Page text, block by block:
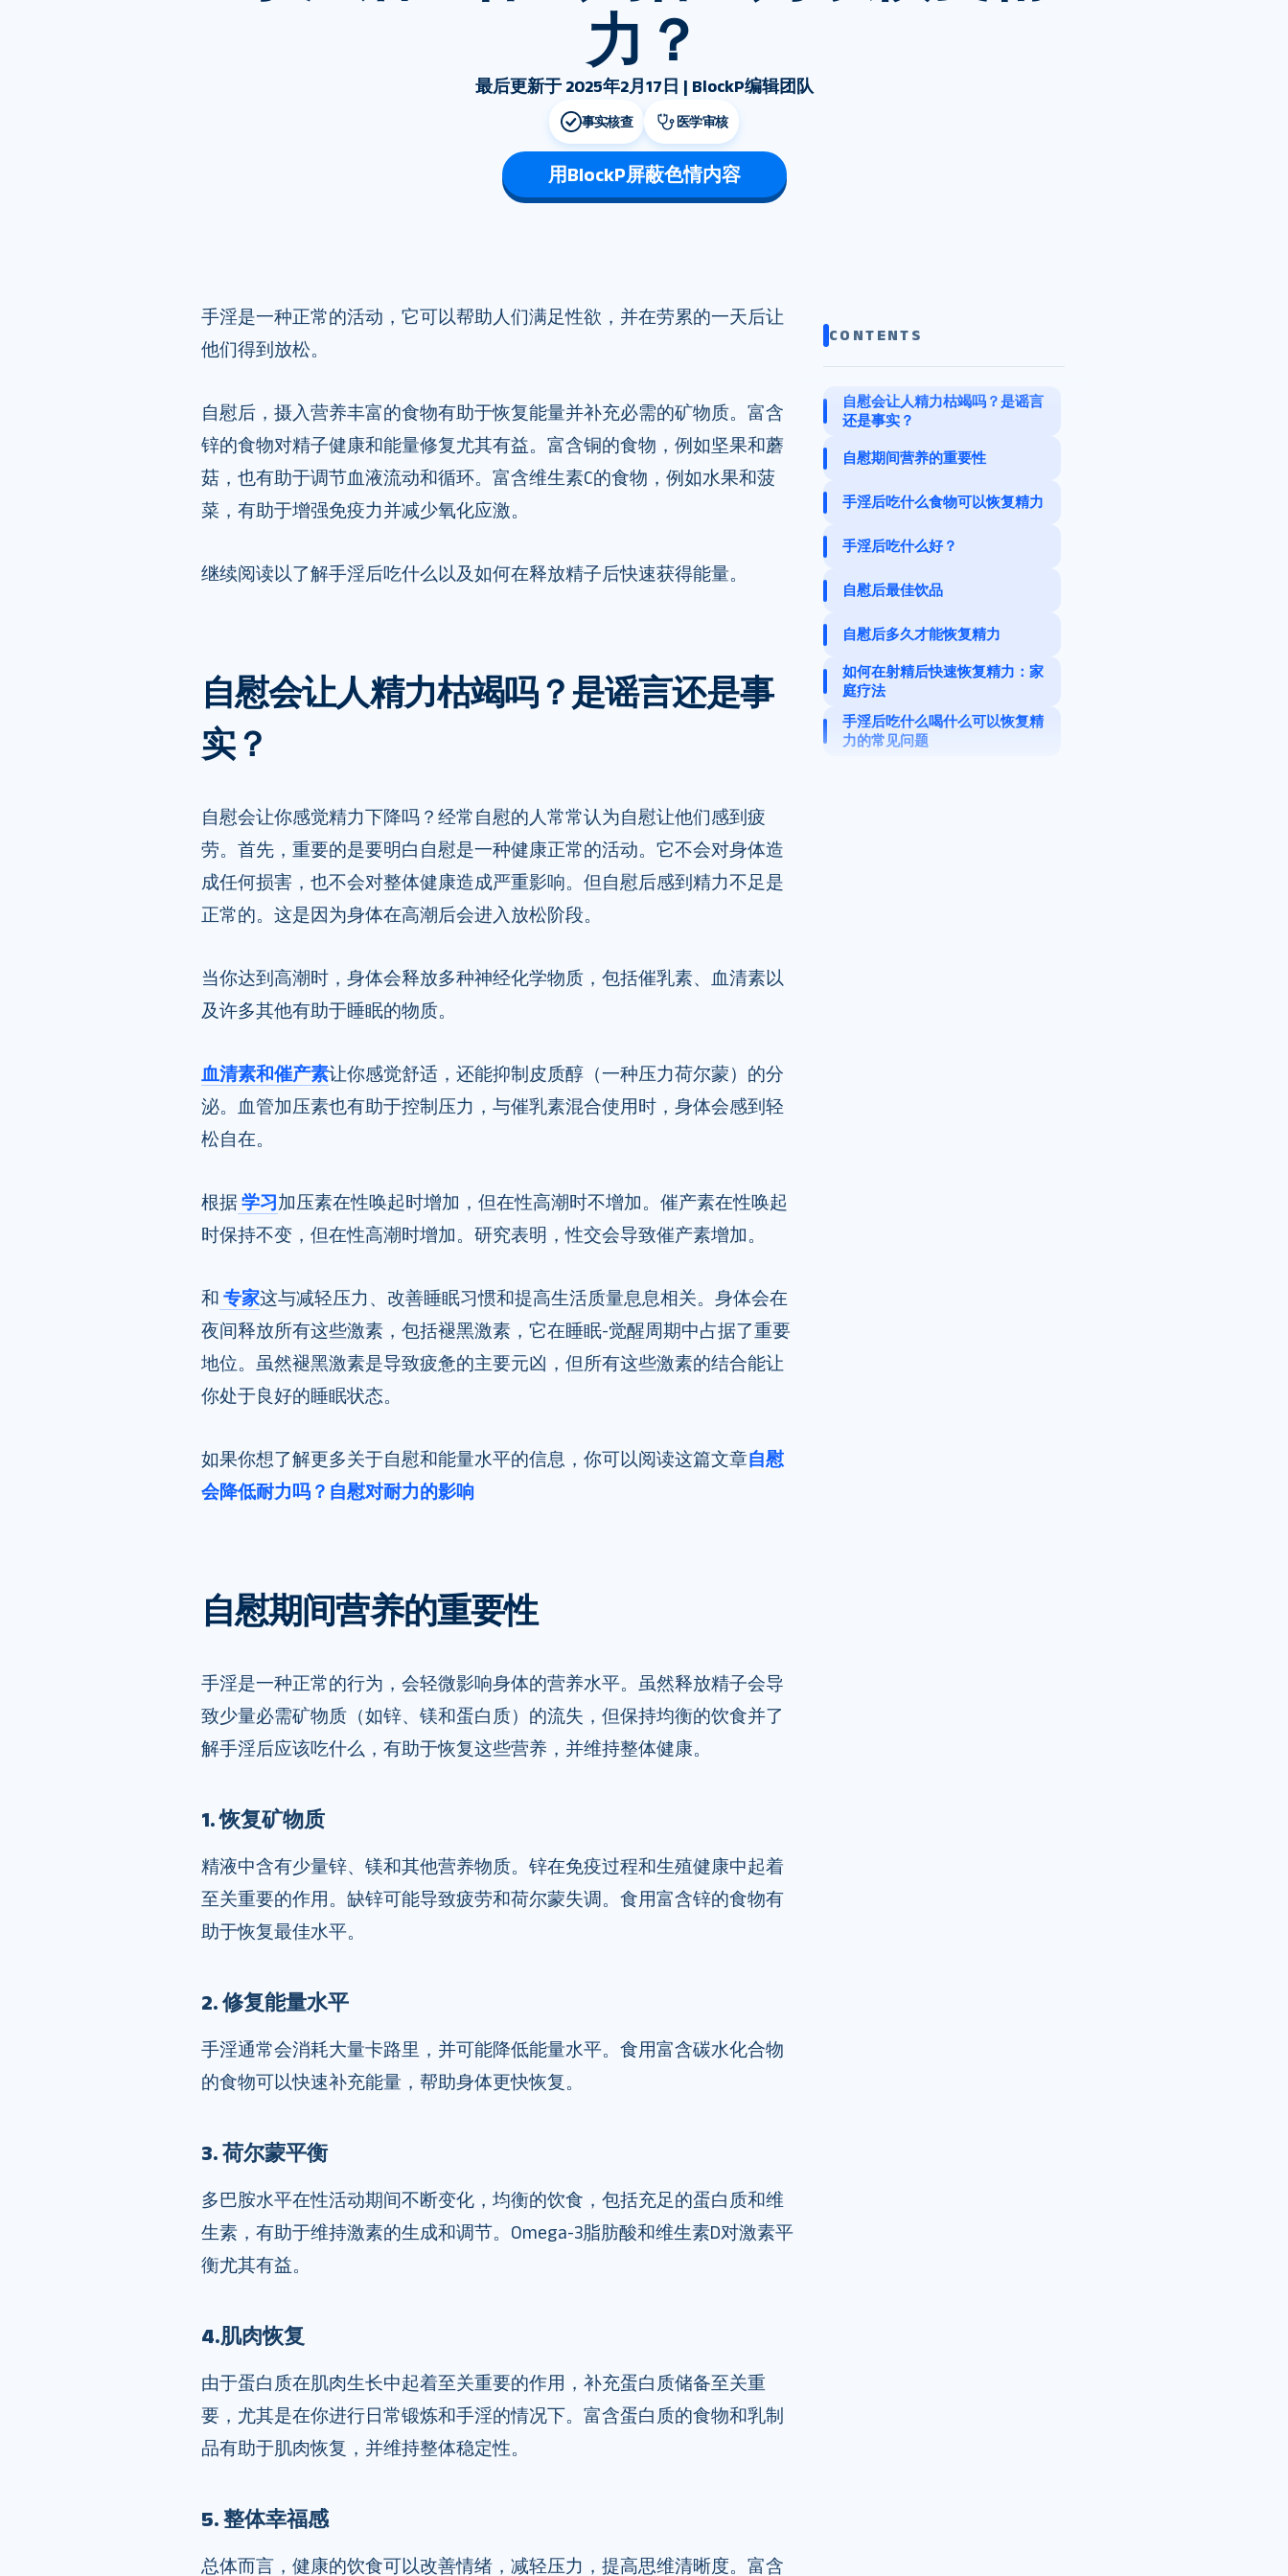
力？
最后更新于 2025年2月17日 | BlockP编辑团队
事实核查 医学审核
用BlockP屏蔽色情内容
手淫是一种正常的活动，它可以帮助人们满足性欲，并在劳累的一天后让
他们得到放松。
自慰后，摄入营养丰富的食物有助于恢复能量并补充必需的矿物质。富含
锌的食物对精子健康和能量修复尤其有益。富含铜的食物，例如坚果和蘑
菇，也有助于调节血液流动和循环。富含维生素C的食物，例如水果和菠
菜，有助于增强免疫力并减少氧化应激。
继续阅读以了解手淫后吃什么以及如何在释放精子后快速获得能量。
自慰会让人精力枯竭吗？是谣言还是事
实？
自慰会让你感觉精力下降吗？经常自慰的人常常认为自慰让他们感到疲
劳。首先，重要的是要明白自慰是一种健康正常的活动。它不会对身体造
成任何损害，也不会对整体健康造成严重影响。但自慰后感到精力不足是
正常的。这是因为身体在高潮后会进入放松阶段。
当你达到高潮时，身体会释放多种神经化学物质，包括催乳素、血清素以
及许多其他有助于睡眠的物质。
血清素和催产素让你感觉舒适，还能抑制皮质醇（一种压力荷尔蒙）的分
泌。血管加压素也有助于控制压力，与催乳素混合使用时，身体会感到轻
松自在。
根据学习 加压素在性唤起时增加，但在性高潮时不增加。催产素在性唤起
时保持不变，但在性高潮时增加。研究表明，性交会导致催产素增加。
和 专家这与减轻压力、改善睡眠习惯和提高生活质量息息相关。身体会在
夜间释放所有这些激素，包括褪黑激素，它在睡眠-觉醒周期中占据了重要
地位。虽然褪黑激素是导致疲惫的主要元凶，但所有这些激素的结合能让
你处于良好的睡眠状态。
如果你想了解更多关于自慰和能量水平的信息，你可以阅读这篇文章自慰
会降低耐力吗？自慰对耐力的影响
自慰期间营养的重要性
手淫是一种正常的行为，会轻微影响身体的营养水平。虽然释放精子会导
致少量必需矿物质（如锌、镁和蛋白质）的流失，但保持均衡的饮食并了
解手淫后应该吃什么，有助于恢复这些营养，并维持整体健康。
1. 恢复矿物质
精液中含有少量锌、镁和其他营养物质。锌在免疫过程和生殖健康中起着
至关重要的作用。缺锌可能导致疲劳和荷尔蒙失调。食用富含锌的食物有
助于恢复最佳水平。
2. 修复能量水平
手淫通常会消耗大量卡路里，并可能降低能量水平。食用富含碳水化合物
的食物可以快速补充能量，帮助身体更快恢复。
3. 荷尔蒙平衡
多巴胺水平在性活动期间不断变化，均衡的饮食，包括充足的蛋白质和维
生素，有助于维持激素的生成和调节。Omega-3脂肪酸和维生素D对激素平
衡尤其有益。
4.肌肉恢复
由于蛋白质在肌肉生长中起着至关重要的作用，补充蛋白质储备至关重
要，尤其是在你进行日常锻炼和手淫的情况下。富含蛋白质的食物和乳制
品有助于肌肉恢复，并维持整体稳定性。
5. 整体幸福感
总体而言，健康的饮食可以改善情绪，减轻压力，提高思维清晰度。富含
CONTENTS
自慰会让人精力枯竭吗？是谣言
还是事实？
自慰期间营养的重要性
手淫后吃什么食物可以恢复精力
手淫后吃什么好？
1.富含锌的食物
4.健康脂肪
自慰后最佳饮品
现在您知道了自慰后应该吃
自慰后喝以恢复精力的饮料
–
1.水
自慰后多久才能恢复精力
如何在射精后快速恢复精力：家
庭疗法
1.银杏提取物
手淫后吃什么喝什么可以恢复精
力的常见问题